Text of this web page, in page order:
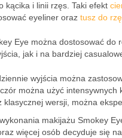
kącika i linii rzęs. Taki efekt
eyeliner oraz tusz do
Eye można dostosować do
jak i na bardziej
wyjścia można
można użyć
klasycznej wersji, można
makijażu Smokey
więcej osób decyduje się